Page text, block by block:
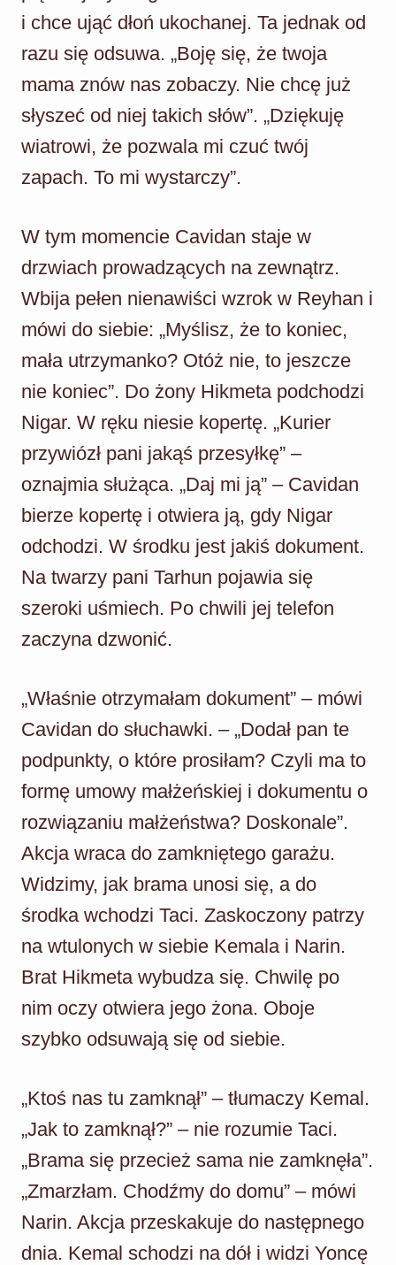
i chce ująć dłoń ukochanej. Ta jednak od
razu się odsuwa. „Boję się, że twoja
mama znów nas zobaczy. Nie chcę już
słyszeć od niej takich słów”. „Dziękuję
wiatrowi, że pozwala mi czuć twój
zapach. To mi wystarczy”.
W tym momencie Cavidan staje w
drzwiach prowadzących na zewnątrz.
Wbija pełen nienawiści wzrok w Reyhan i
mówi do siebie: „Myślisz, że to koniec,
mała utrzymanko? Otóż nie, to jeszcze
nie koniec”. Do żony Hikmeta podchodzi
Nigar. W ręku niesie kopertę. „Kurier
przywiózł pani jakąś przesyłkę” –
oznajmia służąca. „Daj mi ją” – Cavidan
bierze kopertę i otwiera ją, gdy Nigar
odchodzi. W środku jest jakiś dokument.
Na twarzy pani Tarhun pojawia się
szeroki uśmiech. Po chwili jej telefon
zaczyna dzwonić.
„Właśnie otrzymałam dokument” – mówi
Cavidan do słuchawki. – „Dodał pan te
podpunkty, o które prosiłam? Czyli ma to
formę umowy małżeńskiej i dokumentu o
rozwiązaniu małżeństwa? Doskonale”.
Akcja wraca do zamkniętego garażu.
Widzimy, jak brama unosi się, a do
środka wchodzi Taci. Zaskoczony patrzy
na wtulonych w siebie Kemala i Narin.
Brat Hikmeta wybudza się. Chwilę po
nim oczy otwiera jego żona. Oboje
szybko odsuwają się od siebie.
„Ktoś nas tu zamknął” – tłumaczy Kemal.
„Jak to zamknął?” – nie rozumie Taci.
„Brama się przecież sama nie zamknęła”.
„Zmarzłam. Chodźmy do domu” – mówi
Narin. Akcja przeskakuje do następnego
dnia. Kemal schodzi na dół i widzi Yoncę